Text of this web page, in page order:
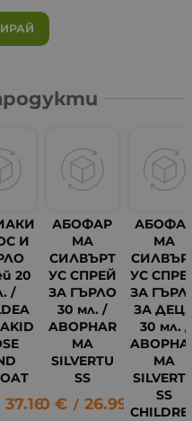
И
20
/
37.16 лв.
АБОФАР
МА
СИЛВЪРТ
УС СПРЕЙ
ЗА ГЪРЛО
30 мл. /
ABOPHAR
MA
SILVERTU
SS
13.80 € / 26.99 лв.
МА
УС
ЗА
ЗА
30 мл. /
MA
SS